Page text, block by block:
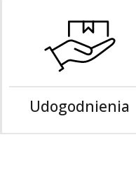
Udogodnienia